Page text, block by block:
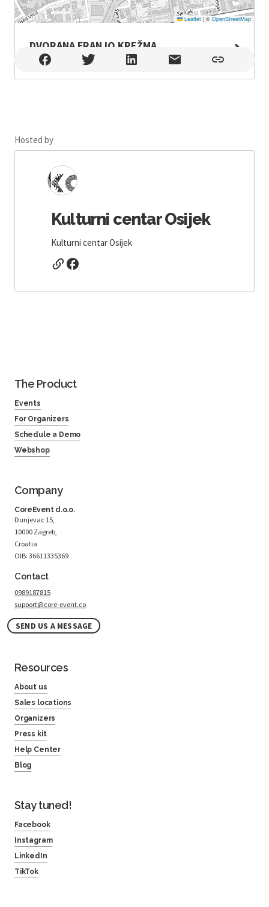
Leaflet |©OpenStreetMap
DVORANA FRANJO KREŽMA
DVORANA FRANJO KREŽMA , Osijek
Hosted by
Kulturni centar Osijek
Kulturni centar Osijek
The Product
Events
For Organizers
Schedule a Demo
Webshop
Company
CoreEvent d.o.o.
Dunjevac 15,
10000 Zagreb,
Croatia
OIB: 36611335369
Contact
0989187815
support@core-event.co
SEND US A MESSAGE
Resources
About us
Sales locations
Organizers
Press kit
Help Center
Blog
Stay tuned!
Facebook
Instagram
LinkedIn
TikTok